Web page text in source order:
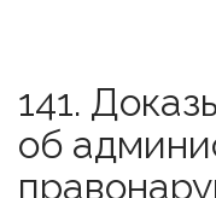
141.
об